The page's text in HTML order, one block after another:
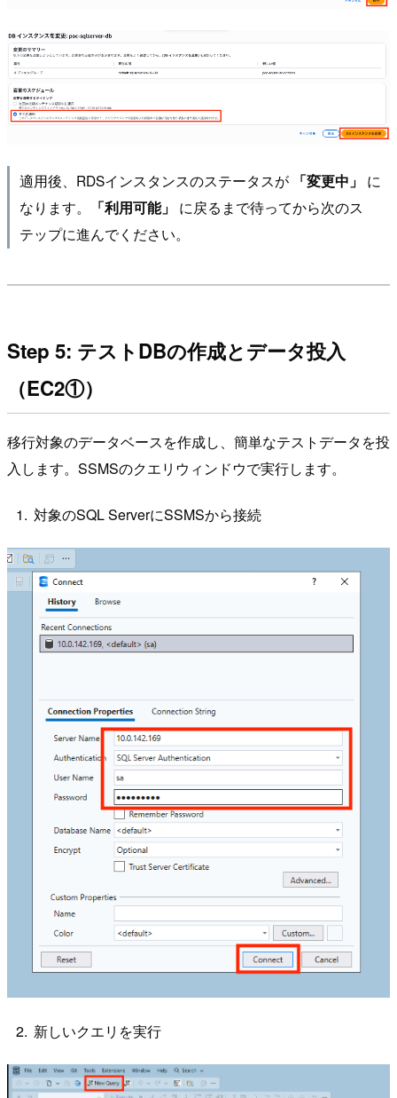
適用後、RDSインスタンスのステータスが 「変更中」
に
なります。
「利用可能」
に戻るまで待ってから次のス
テップに進んでください。
Step 5: テストDBの作成とデータ投入
（EC2①）
移行対象のデータベースを作成し、簡単なテストデータを投
入します。SSMSのクエリウィンドウで実行します。
対象のSQL ServerにSSMSから接続
新しいクエリを実行